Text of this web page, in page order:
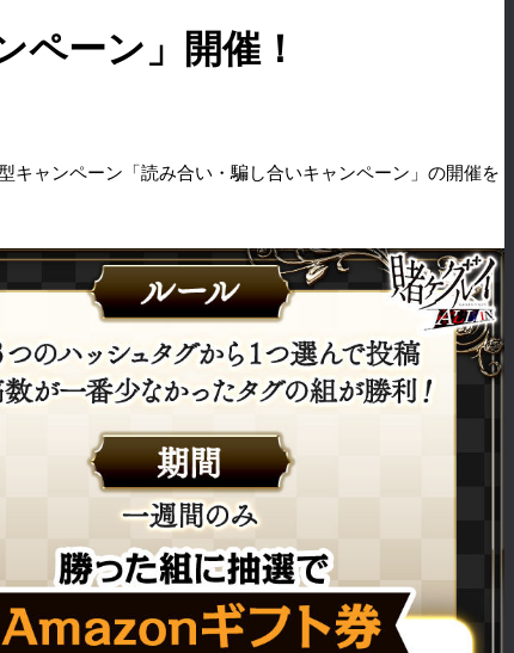
ペーン」開催！
キャンペーン「読み合い・騙し合いキャンペーン」の開催を